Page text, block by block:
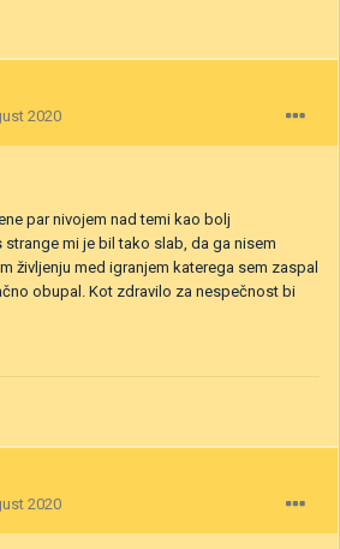
2020
par nivojem nad temi kao bolj
mi je bil tako slab, da ga nisem
življenju med igranjem katerega sem zaspal
obupal. Kot zdravilo za nespečnost bi
2020